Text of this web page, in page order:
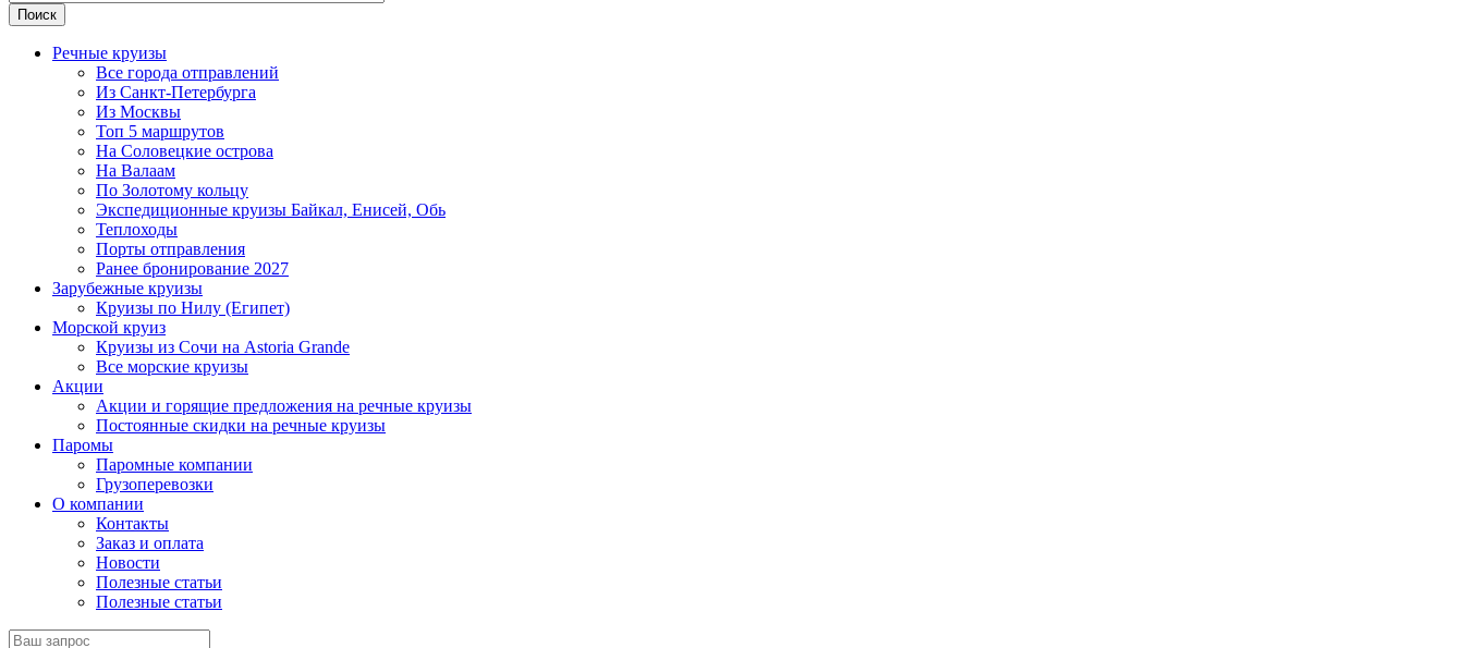
Поиск
Речные круизы
Все города отправлений
Из Санкт-Петербурга
Из Москвы
Топ 5 маршрутов
На Соловецкие острова
На Валаам
По Золотому кольцу
Экспедиционные круизы Байкал, Енисей, Обь
Теплоходы
Порты отправления
Ранее бронирование 2027
Зарубежные круизы
Круизы по Нилу (Египет)
Морской круиз
Круизы из Сочи на Astoria Grande
Все морские круизы
Акции
Акции и горящие предложения на речные круизы
Постоянные скидки на речные круизы
Паромы
Паромные компании
Грузоперевозки
О компании
Контакты
Заказ и оплата
Новости
Полезные статьи
Полезные статьи